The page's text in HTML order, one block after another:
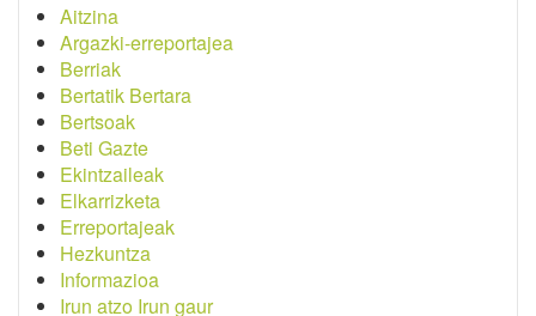
Aitzina
Argazki-erreportajea
Berriak
Bertatik Bertara
Bertsoak
Beti Gazte
Ekintzaileak
Elkarrizketa
Erreportajeak
Hezkuntza
Informazioa
Irun atzo Irun gaur